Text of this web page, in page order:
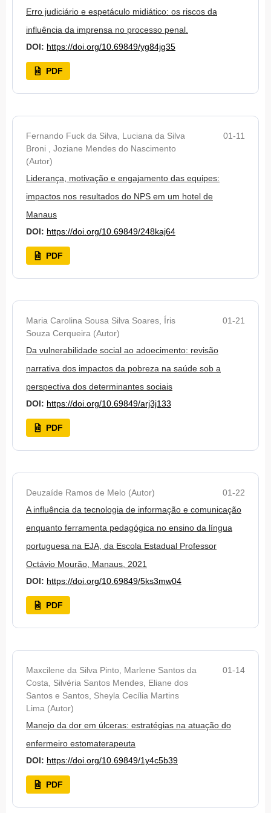
Erro judiciário e espetáculo midiático: os riscos da
influência da imprensa no processo penal.
DOI: https://doi.org/10.69849/yg84jg35
PDF
Fernando Fuck da Silva, Luciana da Silva
Broni , Joziane Mendes do Nascimento
(Autor)
01-11
Liderança, motivação e engajamento das equipes:
impactos nos resultados do NPS em um hotel de
Manaus
DOI: https://doi.org/10.69849/248kaj64
PDF
Maria Carolina Sousa Silva Soares, Íris
Souza Cerqueira (Autor)
01-21
Da vulnerabilidade social ao adoecimento: revisão
narrativa dos impactos da pobreza na saúde sob a
perspectiva dos determinantes sociais
DOI: https://doi.org/10.69849/arj3j133
PDF
Deuzaíde Ramos de Melo (Autor)
01-22
A influência da tecnologia de informação e comunicação
enquanto ferramenta pedagógica no ensino da língua
portuguesa na EJA, da Escola Estadual Professor
Octávio Mourão, Manaus, 2021
DOI: https://doi.org/10.69849/5ks3mw04
PDF
Maxcilene da Silva Pinto, Marlene Santos da
Costa, Silvéria Santos Mendes, Eliane dos
Santos e Santos, Sheyla Cecília Martins
Lima (Autor)
01-14
Manejo da dor em úlceras: estratégias na atuação do
enfermeiro estomaterapeuta
DOI: https://doi.org/10.69849/1y4c5b39
PDF